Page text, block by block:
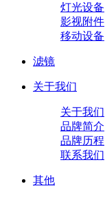
灯光设备
影视附件
移动设备
滤镜
关于我们
关于我们
品牌简介
品牌历程
联系我们
其他